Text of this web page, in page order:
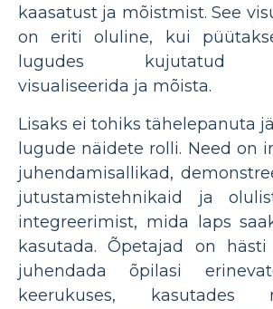
kaasatust ja mõistmist. See
on eriti oluline, kui
lugudes kujutatud
visualiseerida ja mõista.
Lisaks ei tohiks tähelepanuta
lugude näidete rolli. Need on
juhendamisallikad,
jutustamistehnikaid ja
integreerimist, mida laps
kasutada. Õpetajad on
juhendada õpilasi
keerukuses, kasutades